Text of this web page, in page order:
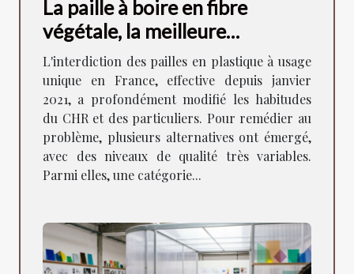
La paille à boire en fibre
végétale, la meilleure
alternative aux pailles en
plastique !
L'interdiction des pailles en plastique à usage
unique en France, effective depuis janvier
2021, a profondément modifié les habitudes
du CHR et des particuliers. Pour remédier au
problème, plusieurs alternatives ont émergé,
avec des niveaux de qualité très variables.
Parmi elles, une catégorie...